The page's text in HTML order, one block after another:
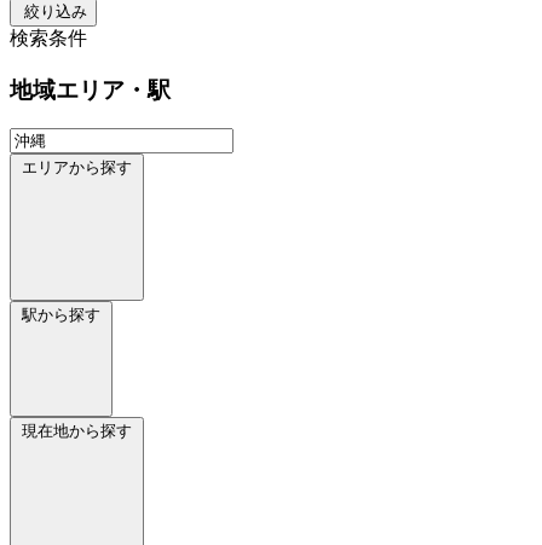
絞り込み
検索条件
地域エリア・駅
エリアから探す
駅から探す
現在地から探す